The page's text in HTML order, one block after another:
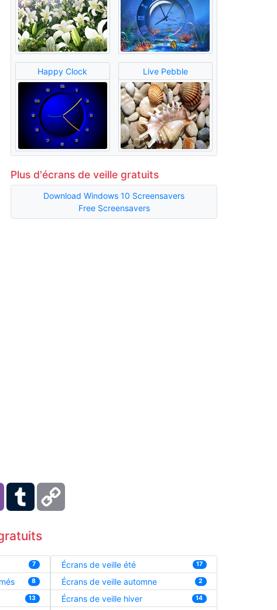
Happy Clock Live Pebble
Plus d'écrans de veille gratuits
Download Windows 10 Screensavers
Free Screensavers
Viber Tumblr
7
8
13
Écrans de veille été 17
Écrans de veille automne 2
Écrans de veille hiver 14